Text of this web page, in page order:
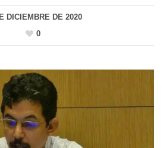
DICIEMBRE DE 2020
0